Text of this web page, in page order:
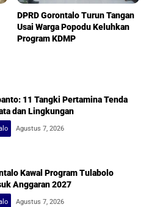
DPRD Gorontalo Turun Tangan
Usai Warga Popodu Keluhkan
Program KDMP
11 Tangki Pertamina Tenda
dan Lingkungan
Agustus 7, 2026
Kawal Program Tulabolo
Anggaran 2027
Agustus 7, 2026